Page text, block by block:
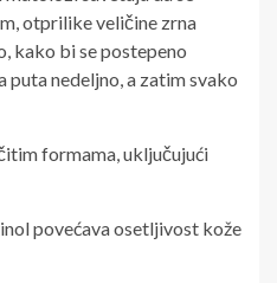
otprilike veličine zrna
kako bi se postepeno
nedeljno, a zatim svako
formama, uključujući
povećava osetljivost kože